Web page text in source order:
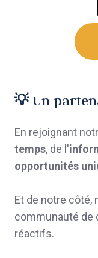
💡 Un
En rejoignant
temps, de l'
opportunités
Et de notre côté,
communauté de
réactifs.